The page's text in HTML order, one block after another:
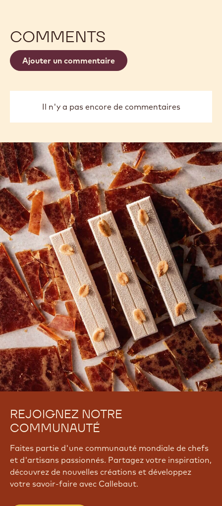
COMMENTS
Ajouter un commentaire
Il n'y a pas encore de commentaires
REJOIGNEZ NOTRE
COMMUNAUTÉ
Faites partie d'une communauté mondiale de chefs
et d'artisans passionnés. Partagez votre inspiration,
découvrez de nouvelles créations et développez
votre savoir-faire avec Callebaut.